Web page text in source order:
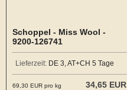
Schoppel - Miss Wool -
9200-126741
Mittelgraumelange
Lieferzeit: DE 3, AT+CH 5 Tage
34,65 EUR
69,30 EUR pro kg